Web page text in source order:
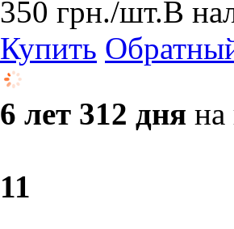
350 грн./шт.В
Купить
6 лет 312 дня на
11